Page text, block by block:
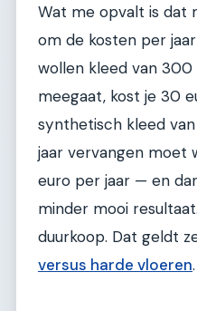
Wat me opvalt is dat
om de kosten per
wollen kleed van
meegaat, kost je 30
synthetisch kleed
jaar vervangen moet
euro per jaar — en
minder mooi
duurkoop. Dat geldt
versus harde vloeren.